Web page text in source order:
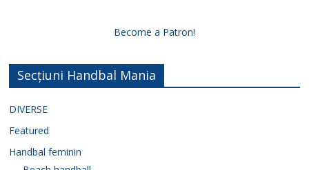
Become a Patron!
Secțiuni Handbal Mania
DIVERSE
Featured
Handbal feminin